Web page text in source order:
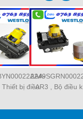
Thiết bị điềuAR3 , Bộ điều
Vietnam